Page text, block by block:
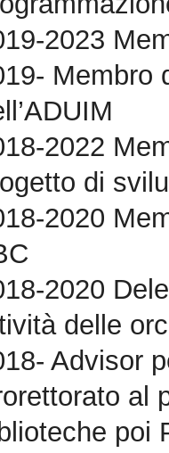
2023
Membro
2022
di
2020
2020
delle
Advisor
al
poi